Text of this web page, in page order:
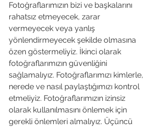
Fotoğraflarımızın bizi ve başkalarını
rahatsız etmeyecek, zarar
vermeyecek veya yanlış
yönlendirmeyecek şekilde olmasına
özen göstermeliyiz. İkinci olarak
fotoğraflarımızın güvenliğini
sağlamalıyız. Fotoğraflarımızı kimlerle,
nerede ve nasıl paylaştığımızı kontrol
etmeliyiz. Fotoğraflarımızın izinsiz
olarak kullanılmasını önlemek için
gerekli önlemleri almalıyız. Üçüncü